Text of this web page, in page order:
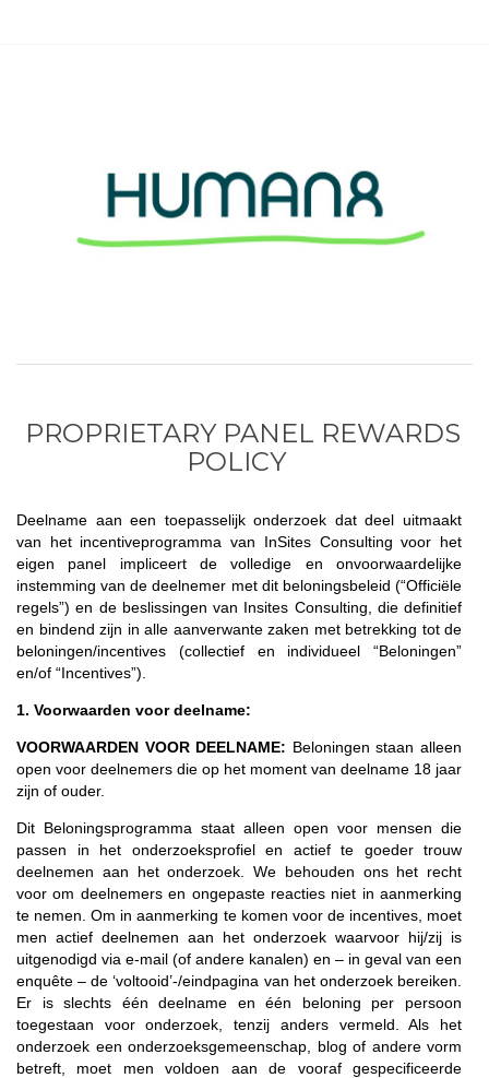
PROPRIETARY PANEL REWARDS
POLICY
Deelname aan een toepasselijk onderzoek dat deel uitmaakt
van het incentiveprogramma van InSites Consulting voor het
eigen panel impliceert de volledige en onvoorwaardelijke
instemming van de deelnemer met dit beloningsbeleid (“Officiële
regels”) en de beslissingen van Insites Consulting, die definitief
en bindend zijn in alle aanverwante zaken met betrekking tot de
beloningen/incentives (collectief en individueel “Beloningen”
en/of “Incentives”).
1. Voorwaarden voor deelname:
VOORWAARDEN VOOR DEELNAME: Beloningen staan alleen
open voor deelnemers die op het moment van deelname 18 jaar
zijn of ouder.
Dit Beloningsprogramma staat alleen open voor mensen die
passen in het onderzoeksprofiel en actief te goeder trouw
deelnemen aan het onderzoek. We behouden ons het recht
voor om deelnemers en ongepaste reacties niet in aanmerking
te nemen. Om in aanmerking te komen voor de incentives, moet
men actief deelnemen aan het onderzoek waarvoor hij/zij is
uitgenodigd via e-mail (of andere kanalen) en – in geval van een
enquête – de ‘voltooid’-/eindpagina van het onderzoek bereiken.
Er is slechts één deelname en één beloning per persoon
toegestaan voor onderzoek, tenzij anders vermeld. Als het
onderzoek een onderzoeksgemeenschap, blog of andere vorm
betreft, moet men voldoen aan de vooraf gespecificeerde